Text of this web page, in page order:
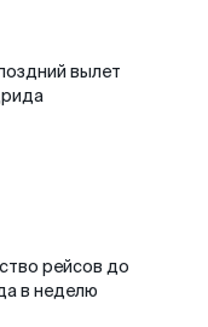
вылет
рейсов до
в неделю